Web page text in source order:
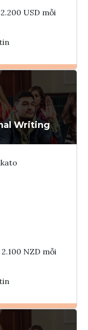
USD mỗi
Interlink
Writing
NZD mỗi